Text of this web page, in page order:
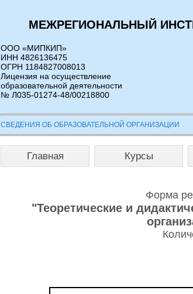
МЕЖРЕГИОНАЛЬНЫЙ
ООО «МИПКИП»
ИНН 4826136475
ОГРН 1184827008013
Лицензия на осуществление
образовательной деятельности
№ Л035-01274-48/00218800
СВЕДЕНИЯ ОБ ОБРАЗОВАТЕЛЬНОЙ ОРГАНИЗАЦИИ
Главная Курсы
Форма
"Теоретические и